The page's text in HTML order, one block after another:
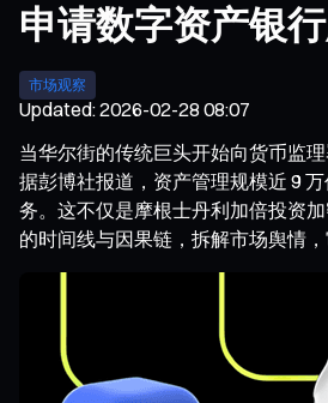
申请数字资产银
市场观察
Updated:2026-02-28 08:07
当华尔街的传统巨头开始向货币监
据彭博社报道，资产管理规模近 9
务。这不仅是摩根士丹利加倍投资
的时间线与因果链，拆解市场舆情